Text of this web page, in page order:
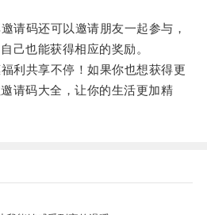
码还可以邀请朋友一起参与，
己也能获得相应的奖励。
共享不停！如果你也想获得更
请码大全，让你的生活更加精